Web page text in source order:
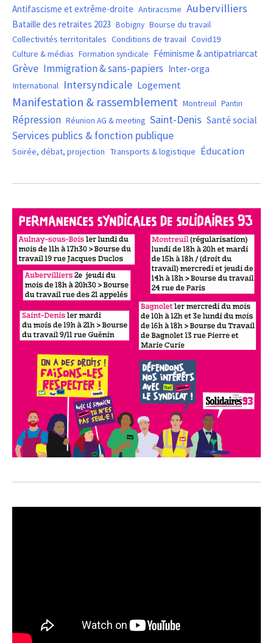
Antifascisme et extrême-droite Antiracisme Aubervilliers
Bataille des retraites 2023 Bobigny Bourse du travail
Collectivités territoritales Conditions de travail Covid19
Culture & médias Formation syndicale Féminisme & antipatriarcat
Grève Immigration & sans-papiers Inter-orga
International Intersyndicale Logement
Manifestation & rassemblement Montreuil Pantin
Répression Réunion AG & meeting Saint-Denis Santé social
Services publics & fonction publique
Soirée, débat, projection Transports & logistique Éducation